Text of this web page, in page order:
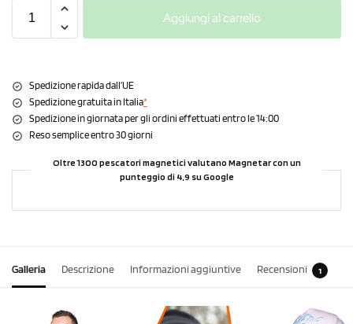
Aggiungi al carrello
Spedizione rapida dall’UE
Spedizione gratuita in Italia*
Spedizione in giornata per gli ordini effettuati entro le 14:00
Reso semplice entro 30 giorni
Oltre 1300 pescatori magnetici valutano Magnetar con un
punteggio di 4,9 su Google
Galleria Descrizione Informazioni aggiuntive Recensioni 1